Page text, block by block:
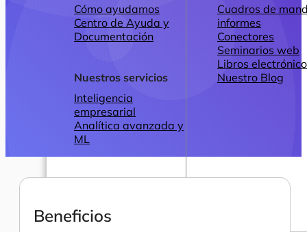
Cómo ayudamos
Centro de Ayuda y
Documentación
Nuestros servicios
Inteligencia
empresarial
Analítica avanzada y
ML
Cuadros de
informes
Conectores
Seminarios web
Libros
Nuestro Blog
Beneficios